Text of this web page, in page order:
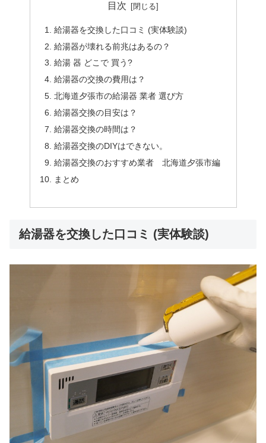
目次
給湯器を交換した口コミ (実体験談)
給湯器が壊れる前兆はあるの？
給湯 器 どこで 買う?
給湯器の交換の費用は？
北海道夕張市の給湯器 業者 選び方
給湯器交換の目安は？
給湯器交換の時間は？
給湯器交換のDIYはできない。
給湯器交換のおすすめ業者 北海道夕張市編
まとめ
給湯器を交換した口コミ (実体験談)